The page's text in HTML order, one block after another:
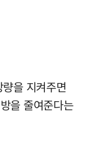
을 지켜주면
을 줄여준다는